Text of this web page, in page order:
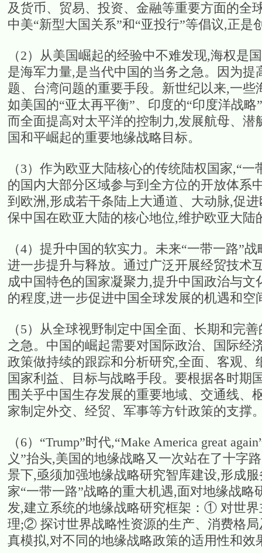
及货币、贸易、投资、金融等重要方面的全
中美“新型大国关系”和“亚投行”等倡议,正
（2）从美国崛起的经验中不难发现,海权是
是海军力量,是当代中国的当务之急。因为
题、台湾问题的重要手段。新世纪以来,一
如美国的“亚太再平衡”、印度的“印度洋战
而全面提高对太平洋的控制力,发展航母、
国和平崛起的重要地缘战略目标。
（3）作为欧亚大陆核心的传统陆权国家,“
的国内大部分区域参与到全方位的开放体系
到欧洲,形成若干条陆上大通道、大动脉,促
保中国在欧亚大陆的核心地位,维护欧亚大陆
（4）提升中国的软实力。未来“一带一路”
进一步提升与释放。通过广泛开展经贸技术
成中国特色的国家凝聚力,提升中国政治与
的程度,进一步促进中国全球发展的机遇和空
（5）从全球视野制定中国全面、长期和完
之急。中国的崛起需要对国际政治、国际经
政策做持续的跟踪和分析研究,全面、客观
国家利益、目标与战略手段。要根据各时期
围关乎中国生存发展的重要地域、交通线、
家制定外交、经贸、军事等方针政策的支撑
（6）“Trump”时代,“Make America great
义”抬头,美国的地缘战略又一次站在了十字
景下,亟须加强地缘战略研究智库建设,形成
家“一带一路”战略的重大机遇,面对地缘战
发,建立系统的地缘战略研究框架：① 对世
理;② 探讨世界战略性资源的生产、消费格
真模拟,对不同的地缘战略政策的适用性和效